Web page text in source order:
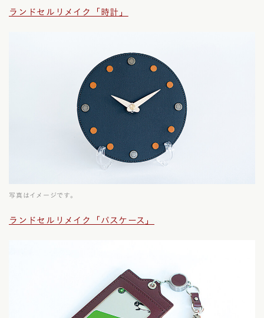
ランドセルリメイク「時計」
写真はイメージです。
ランドセルリメイク「パスケース」